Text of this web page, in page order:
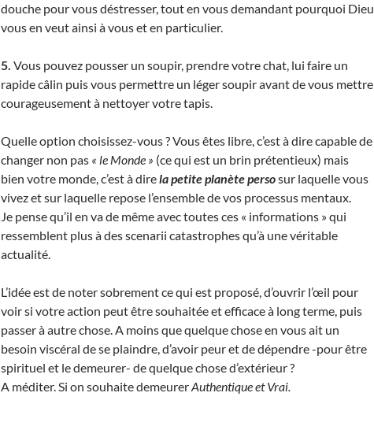
douche pour vous déstresser, tout en vous demandant pourquoi Dieu
vous en veut ainsi à vous et en particulier.
5. Vous pouvez pousser un soupir, prendre votre chat, lui faire un
rapide câlin puis vous permettre un léger soupir avant de vous mettre
courageusement à nettoyer votre tapis.
Quelle option choisissez-vous ? Vous êtes libre, c’est à dire capable de
changer non pas « le Monde » (ce qui est un brin prétentieux) mais
bien votre monde, c’est à direla petite planète persosur laquelle vous
vivez et sur laquelle repose l’ensemble de vos processus mentaux.
Je pense qu’il en va de même avec toutes ces « informations » qui
ressemblent plus à des scenarii catastrophes qu’à une véritable
actualité.
L’idée est de noter sobrement ce qui est proposé, d’ouvrir l’œil pour
voir si votre action peut être souhaitée et efficace à long terme, puis
passer à autre chose. A moins que quelque chose en vous ait un
besoin viscéral de se plaindre, d’avoir peur et de dépendre -pour être
spirituel et le demeurer- de quelque chose d’extérieur ?
A méditer. Si on souhaite demeurerAuthentique et Vrai.